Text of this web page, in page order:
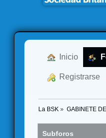
Inicio
Registrarse
La BSK » GABINETE
Subforos